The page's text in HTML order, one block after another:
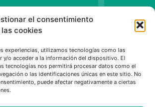
el consentimiento
las cookies
experiencias, utilizamos tecnologías como las
y/o acceder a la información del dispositivo. El
tecnologías nos permitirá procesar datos como el
o las identificaciones únicas en este sitio. No
puede afectar negativamente a ciertas
de base tecnológica
de las Montañas